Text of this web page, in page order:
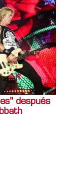
después